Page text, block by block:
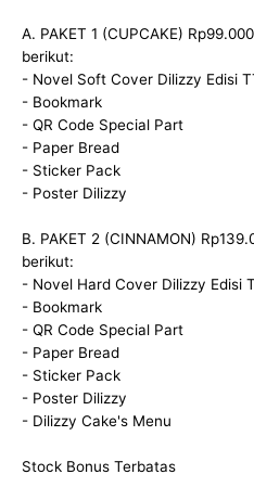
A. PAKET 1 (CUPCAKE)
berikut:
- Novel Soft Cover Dilizzy Edisi
- Bookmark
- QR Code Special Part
- Paper Bread
- Sticker Pack
- Poster Dilizzy
B. PAKET 2 (CINNAMON)
berikut:
- Novel Hard Cover Dilizzy Edisi
- Bookmark
- QR Code Special Part
- Paper Bread
- Sticker Pack
- Poster Dilizzy
- Dilizzy Cake's Menu
Stock Bonus Terbatas